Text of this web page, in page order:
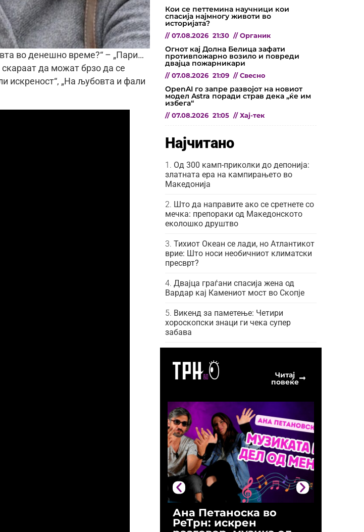
во денешно време?“ – „Пари…
да можат брзо да се
искреност“, „На љубовта и фали
Кои се петтемина научници кои
спасија најмногу животи во
историјата?
// 07.08.2026 21:30 // Органик
Огнот кај Долна Белица зафати
противпожарно возило и повреди
двајца пожарникари
// 07.08.2026 21:09 // Свесно
OpenAI го запре развојот на новиот
модел Astra поради страв дека „ќе им
избега“
// 07.08.2026 21:05 // Хај-тек
Најчитано
Од 300 камп-приколки до депонија:
златната ера на кампирањето во
Македонија
Што да направите ако се сретнете со
мечка: препораки од Македонското
еколошко друштво
Тихиот Океан се лади, но Атлантикот
врие: Што носи необичниот климатски
пресврт?
Двајца граѓани спасија жена од
Вардар кај Камениот мост во Скопје
Викенд за паметење: Четири
хороскопски знаци ги чека супер
забава
Читај
повеќе
Ана Петаноска во
РеТрн: искрен